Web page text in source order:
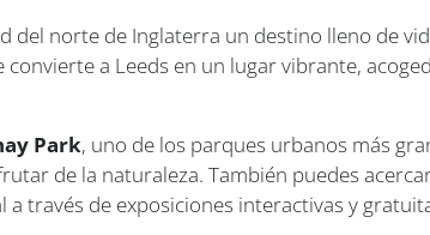
del norte de Inglaterra un destino lleno de
convierte a Leeds en un lugar vibrante,
Park, uno de los parques urbanos más
de la naturaleza. También puedes
través de exposiciones interactivas y